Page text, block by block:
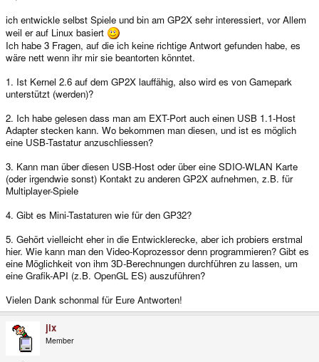
ich entwickle selbst Spiele und bin am GP2X sehr interessiert, vor Allem
weil er auf Linux basiert
Ich habe 3 Fragen, auf die ich keine richtige Antwort gefunden habe, es
wäre nett wenn ihr mir sie beantorten könntet.
1. Ist Kernel 2.6 auf dem GP2X lauffähig, also wird es von Gamepark
unterstützt (werden)?
2. Ich habe gelesen dass man am EXT-Port auch einen USB 1.1-Host
Adapter stecken kann. Wo bekommen man diesen, und ist es möglich
eine USB-Tastatur anzuschliessen?
3. Kann man über diesen USB-Host oder über eine SDIO-WLAN Karte
(oder irgendwie sonst) Kontakt zu anderen GP2X aufnehmen, z.B. für
Multiplayer-Spiele
4. Gibt es Mini-Tastaturen wie für den GP32?
5. Gehört vielleicht eher in die Entwicklerecke, aber ich probiers erstmal
hier. Wie kann man den Video-Koprozessor denn programmieren? Gibt es
eine Möglichkeit von ihm 3D-Berechnungen durchführen zu lassen, um
eine Grafik-API (z.B. OpenGL ES) auszuführen?
Vielen Dank schonmal für Eure Antworten!
jix
Member